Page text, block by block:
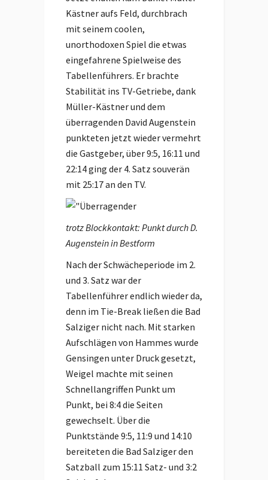
Kästner aufs Feld, durchbrach
mit seinem coolen,
unorthodoxen Spiel die etwas
eingefahrene Spielweise des
Tabellenführers. Er brachte
Stabilität ins TV-Getriebe, dank
Müller-Kästner und dem
überragenden David Augenstein
punkteten jetzt wieder vermehrt
die Gastgeber, über 9:5, 16:11 und
22:14 ging der 4. Satz souverän
mit 25:17 an den TV.
trotz Blockkontakt: Punkt durch D.
Augenstein in Bestform
Nach der Schwächeperiode im 2.
und 3. Satz war der
Tabellenführer endlich wieder da,
denn im Tie-Break ließen die Bad
Salziger nicht nach. Mit starken
Aufschlägen von Hammes wurde
Gensingen unter Druck gesetzt,
Weigel machte mit seinen
Schnellangriffen Punkt um
Punkt, bei 8:4 die Seiten
gewechselt. Über die
Punktstände 9:5, 11:9 und 14:10
bereiteten die Bad Salziger den
Satzball zum 15:11 Satz- und 3:2